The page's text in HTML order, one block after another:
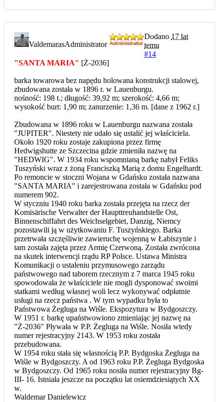
ValdemarasAdministrator
Dodano 17 lat
temu
#14
"SANTA MARIA" [Ż-2036]
barka towarowa bez napędu holowana konstrukcji stalowej,
zbudowana została w 1896 r. w Lauenburgu.
nośność: 198 t.; długość: 39,92 m; szerokość: 4,66 m;
wysokość burt: 1,90 m; zanurzenie: 1,36 m. [dane z 1962 r.]
Zbudowana w 1896 roku w Lauenburgu nazwana została
"JUPITER". Niestety nie udało się ustalić jej właściciela.
Około 1920 roku zostaje zakupiona przez firmę
Hedwigshutte ze Szczecina gdzie zmieniła nazwę na
"HEDWIG". W 1934 roku wspomnianą barkę nabył Feliks
Tuszyński wraz z żoną Franciszką Marią z domu Engelhardt.
Po remoncie w stoczni Wojana w Gdańsku została nazwana
"SANTA MARIA" i zarejestrowana została w Gdańsku pod
numerem 902.
W styczniu 1940 roku barka została przejęta na rzecz der
Komisärische Verwalter der Haupttreuhandstelle Ost,
Binnenschiffahrt des Weichselgebiet, Danzig, Niemcy
pozostawili ją w użytkowaniu F. Tuszyńskiego. Barka
przetrwała szczęśliwie zawieruchę wojenną w Łabiszynie i
tam została zajęta przez Armię Czerwoną. Została zwrócona
na skutek interwencji rządu RP Polsce. Ustawa Ministra
Komunikacji o ustaleniu przymusowego zarządu
państwowego nad taborem rzecznym z 7 marca 1945 roku
spowodowała że właściciele nie mogli dysponować swoimi
statkami według własnej woli lecz wykonywać odpłatnie
usługi na rzecz państwa . W tym wypadku była to
Państwowa Żegluga na Wiśle. Ekspozytura w Bydgoszczy.
W 1951 r. barkę upaństwowiono zmieniając jej nazwę na
"Ż-2036" Pływała w P.P. Żegluga na Wiśle. Nosiła wtedy
numer rejestracyjny 2143. W 1953 roku została
przebudowana.
W 1954 roku stała się własnością P.P. Bydgoska Żegluga na
Wiśle w Bydgoszczy. A od 1963 roku P.P. Żegluga Bydgoska
w Bydgoszczy. Od 1965 roku nosiła numer rejestracyjny Bg-
III- 16. Istniała jeszcze na początku lat osiemdziesiątych XX
w.
Waldemar Danielewicz